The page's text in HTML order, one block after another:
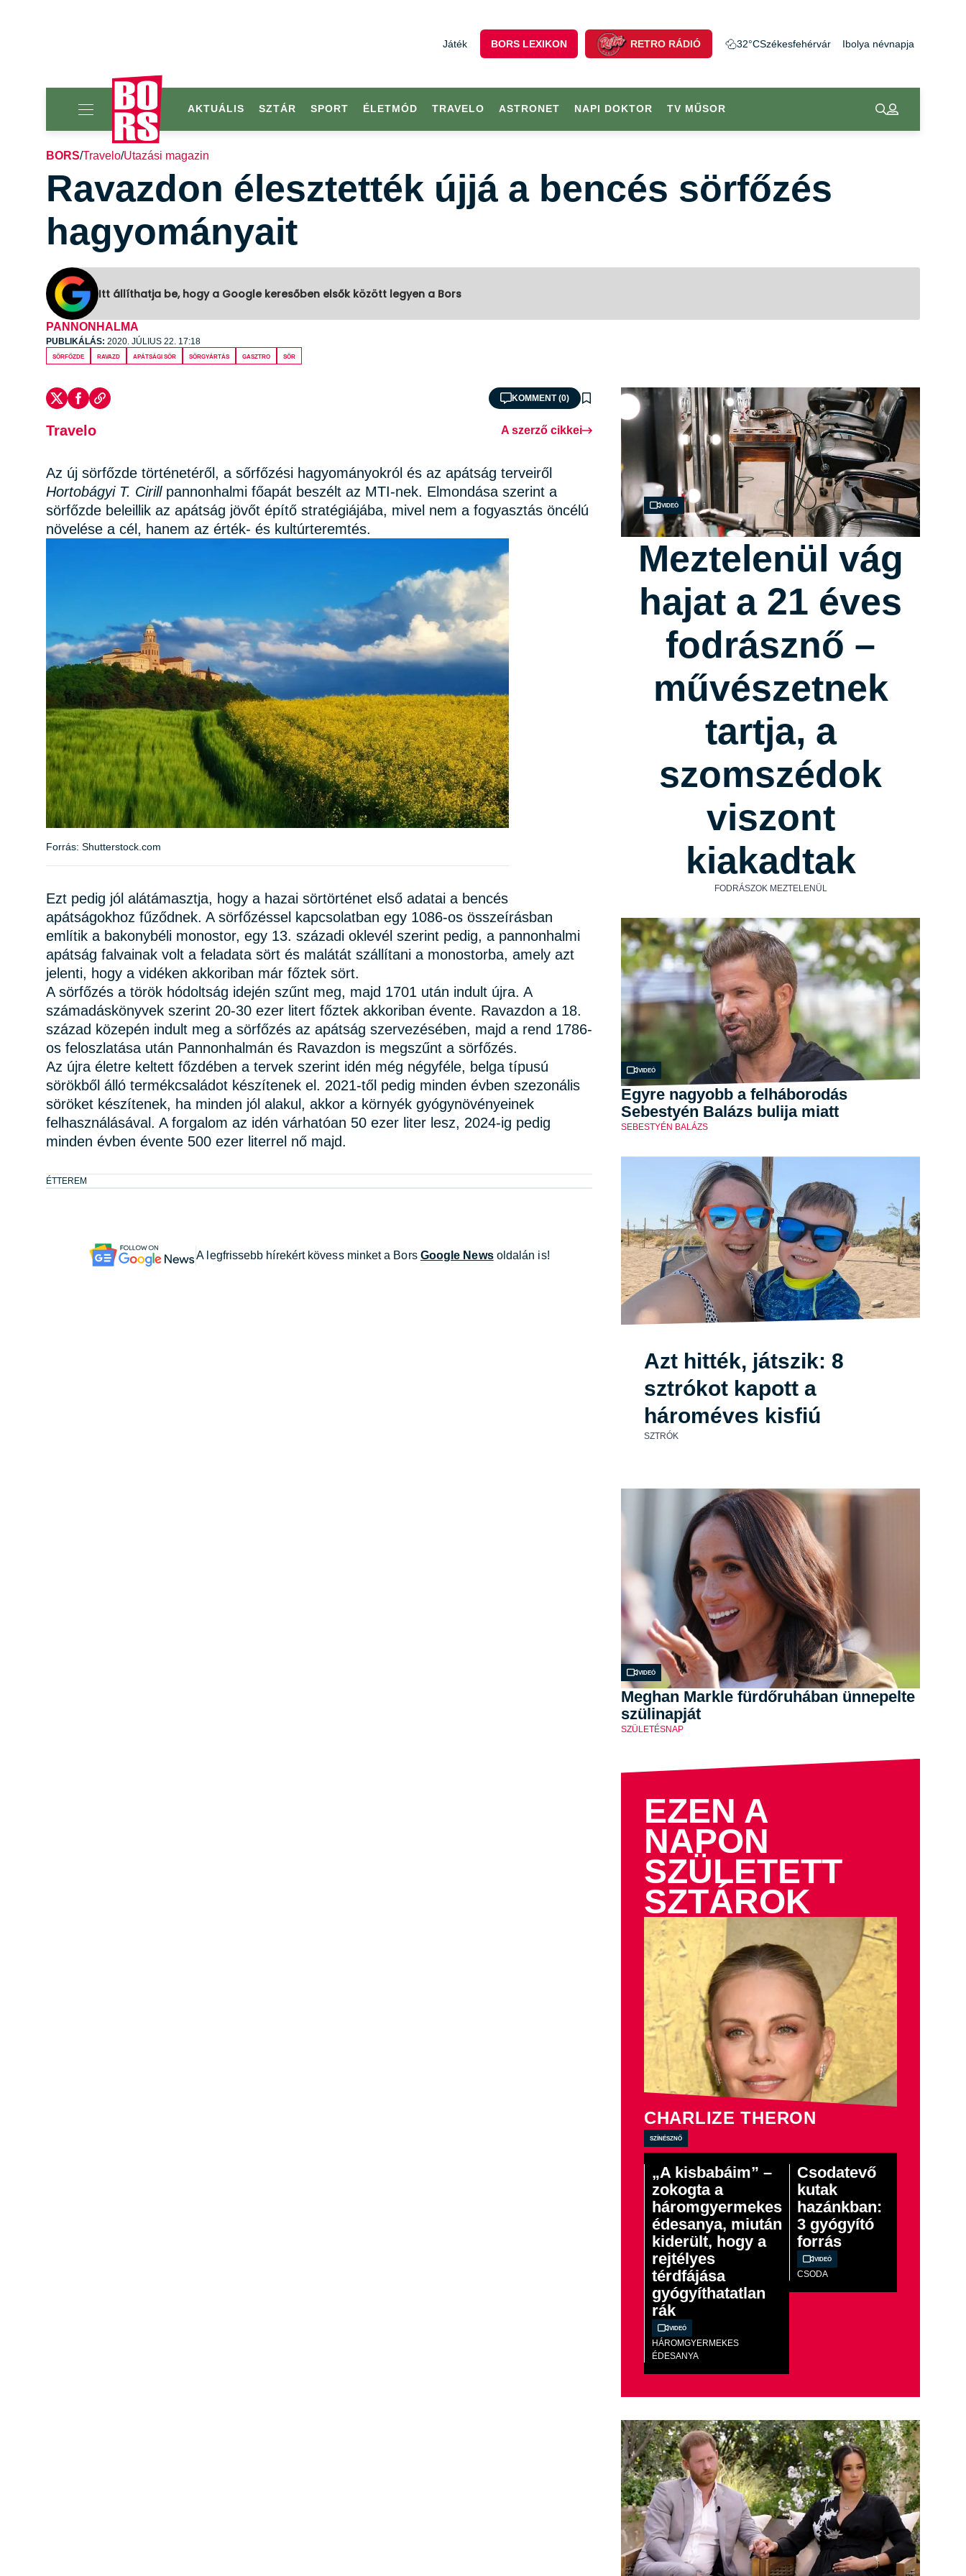
Játék BORS LEXIKON RETRO RÁDIÓ 32°CSzékesfehérvár Ibolya névnapja
AKTUÁLIS SZTÁR SPORT ÉLETMÓD TRAVELO ASTRONET NAPI DOKTOR TV MŰSOR
BORS/Travelo/Utazási magazin
Ravazdon élesztették újjá a bencés sörfőzés
hagyományait
Itt állíthatja be, hogy a Google keresőben elsők között legyen a Bors
PANNONHALMA
PUBLIKÁLÁS: 2020. JÚLIUS 22. 17:18
sörfőzde
Ravazd apátsági sör sörgyártás gasztro sör
KOMMENT (0)
Travelo A szerző cikkei
Az új sörfőzde történetéről, a sőrfőzési hagyományokról és az apátság terveiről
Hortobágyi T. Cirillpannonhalmi főapát beszélt az MTI-nek. Elmondása szerint a
sörfőzde beleillik az apátság jövőt építő stratégiájába, mivel nem a fogyasztás öncélú
növelése a cél, hanem az érték- és kultúrteremtés.
Forrás: Shutterstock.com
Ezt pedig jól alátámasztja, hogy a hazai sörtörténet első adatai a bencés
apátságokhoz fűződnek. A sörfőzéssel kapcsolatban egy 1086-os összeírásban
említik a bakonybéli monostor, egy 13. századi oklevél szerint pedig, a pannonhalmi
apátság falvainak volt a feladata sört és malátát szállítani a monostorba, amely azt
jelenti, hogy a vidéken akkoriban már főztek sört.
A sörfőzés a török hódoltság idején szűnt meg, majd 1701 után indult újra. A
számadáskönyvek szerint 20-30 ezer litert főztek akkoriban évente. Ravazdon a 18.
század közepén indult meg a sörfőzés az apátság szervezésében, majd a rend 1786-
os feloszlatása után Pannonhalmán és Ravazdon is megszűnt a sörfőzés.
Az újra életre keltett főzdében a tervek szerint idén még négyféle, belga típusú
sörökből álló termékcsaládot készítenek el. 2021-től pedig minden évben szezonális
söröket készítenek, ha minden jól alakul, akkor a környék gyógynövényeinek
felhasználásával. A forgalom az idén várhatóan 50 ezer liter lesz, 2024-ig pedig
minden évben évente 500 ezer literrel nő majd.
ÉTTEREM
A legfrissebb hírekért kövess minket a Bors Google Newsoldalán is!
Videó
Meztelenül vág
hajat a 21 éves
fodrásznő –
művészetnek
tartja, a
szomszédok
viszont
kiakadtak
FODRÁSZOK MEZTELENÜL
Videó
Egyre nagyobb a felháborodás
Sebestyén Balázs bulija miatt
SEBESTYÉN BALÁZS
Azt hitték, játszik: 8
sztrókot kapott a
hároméves kisfiú
SZTRÓK
Videó
Meghan Markle fürdőruhában ünnepelte
szülinapját
SZÜLETÉSNAP
EZEN A
NAPON
SZÜLETETT
SZTÁROK
CHARLIZE THERON
színésznő
„A kisbabáim” –
zokogta a
háromgyermekes
édesanya, miután
kiderült, hogy a
rejtélyes
térdfájása
gyógyíthatatlan
rák
Videó
HÁROMGYERMEKES
ÉDESANYA
Csodatevő
kutak
hazánkban:
3 gyógyító
forrás
Videó
CSODA